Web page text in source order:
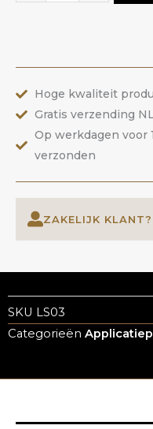
Hoge kwaliteit
Gratis verzending
Op werkdagen voor
verzonden
ZAKELIJK KLANT?
SKU LS03
Categorieën